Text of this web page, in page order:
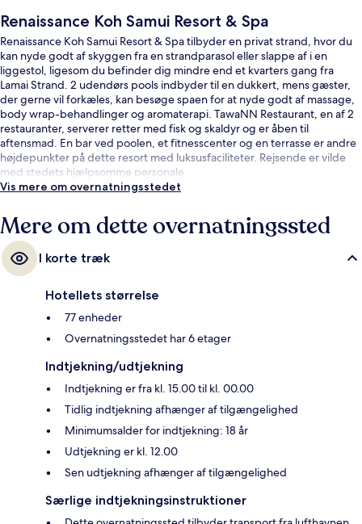
Renaissance Koh Samui Resort & Spa
Renaissance Koh Samui Resort & Spa tilbyder en privat strand, hvor du
kan nyde godt af skyggen fra en strandparasol eller slappe af i en
liggestol, ligesom du befinder dig mindre end et kvarters gang fra
Lamai Strand. 2 udendørs pools indbyder til en dukkert, mens gæster,
der gerne vil forkæles, kan besøge spaen for at nyde godt af massage,
body wrap-behandlinger og aromaterapi. TawaNN Restaurant, en af 2
restauranter, serverer retter med fisk og skaldyr og er åben til
aftensmad. En bar ved poolen, et fitnesscenter og en terrasse er andre
højdepunkter på dette resort med luksusfaciliteter. Rejsende er vilde
med stedets hjælpsomme personale.
Vis mere om overnatningsstedet
Mere om dette overnatningssted
I korte træk
Hotellets størrelse
77 enheder
Overnatningsstedet har 6 etager
Indtjekning/udtjekning
Indtjekning er fra kl. 15.00 til kl. 00.00
Tidlig indtjekning afhænger af tilgængelighed
Minimumsalder for indtjekning: 18 år
Udtjekning er kl. 12.00
Sen udtjekning afhænger af tilgængelighed
Særlige indtjekningsinstruktioner